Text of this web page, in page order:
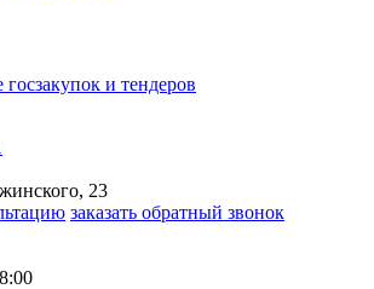
и тендеров
23
заказать обратный звонок